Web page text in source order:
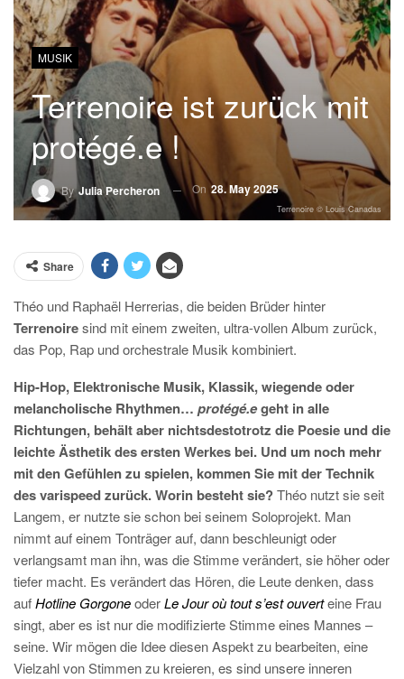
MUSIK
Terrenoire ist zurück mit
protégé.e !
ByJulia Percheron On 28. May 2025
Terrenoire © Louis Canadas
Share
Théo und Raphaël Herrerias, die beiden Brüder hinter
Terrenoiresind mit einem zweiten, ultra-vollen Album zurück,
das Pop, Rap und orchestrale Musik kombiniert.
Hip-Hop, Elektronische Musik, Klassik, wiegende oder
melancholische Rhythmen… protégé.egeht in alle
Richtungen, behält aber nichtsdestotrotz die Poesie und die
leichte Ästhetik des ersten Werkes bei. Und um noch mehr
mit den Gefühlen zu spielen, kommen Sie mit der Technik
des varispeed zurück. Worin besteht sie?Théo nutzt sie seit
Langem, er nutzte sie schon bei seinem Soloprojekt. Man
nimmt auf einem Tonträger auf, dann beschleunigt oder
verlangsamt man ihn, was die Stimme verändert, sie höher oder
tiefer macht. Es verändert das Hören, die Leute denken, dass
aufHotline GorgoneoderLe Jour où tout s’est ouverteine Frau
singt, aber es ist nur die modifizierte Stimme eines Mannes –
seine. Wir mögen die Idee diesen Aspekt zu bearbeiten, eine
Vielzahl von Stimmen zu kreieren, es sind unsere inneren